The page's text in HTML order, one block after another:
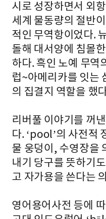
시로 성장하면서 외
세계 물동량의 절반
적인 무역항이었다.
돌해 대서양에 침몰
하다. 흑인 노예 무역
럽~아메리카를 잇는
의 집결지 역할을 했
리버풀 이야기를 꺼
다. ‘pool’의 사전적
물 웅덩이, 수영장을
내기 당구를 뜻하기
고 자가용을 쓴다는
영어용어사전 등에